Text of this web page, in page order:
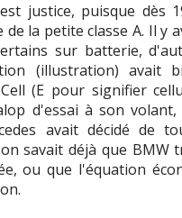
justice, puisque dès
la petite classe A. Il y
sur batterie,
(illustration) avait
(E pour signifier
d'essai à son
avait décidé de
savait déjà que BMW
ou que l'équation